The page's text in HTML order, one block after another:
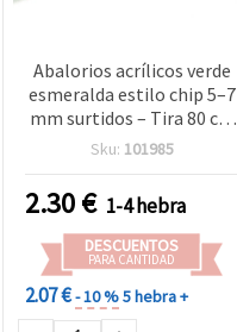
Abalorios acrílicos verde
esmeralda estilo chip 5–7
mm surtidos – Tira 80 cm
ideal para bisutería,
decoración creativa
Sku: 101985
2.30€ 1-4 hebra
DESCUENTOS
PARA CANTIDAD
2.07 €- 10 %5 hebra +